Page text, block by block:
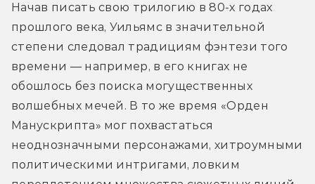
Начав писать свою трилогию в 80-х годах
прошлого века, Уильямс в значительной
степени следовал традициям фэнтези того
времени — например, в его книгах не
обошлось без поиска могущественных
волшебных мечей. В то же время «Орден
Манускрипта» мог похвастаться
неоднозначными персонажами, хитроумными
политическими интригами, ловким